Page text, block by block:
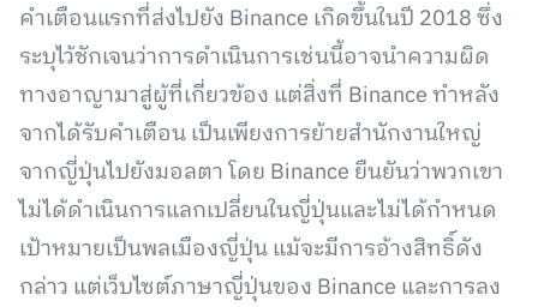
คำเตือนแรกที่ส่งไปยัง Binance เกิดขึ้นในปี 2018 ซึ่ง
ระบุไว้ชักเจนว่าการดำเนินการเช่นนี้อาจนำความผิด
ทางอาญามาสู่ผู้ที่เกี่ยวข้อง แต่สิ่งที่ Binance ทำหลัง
จากได้รับคำเตือน เป็นเพียงการย้ายสำนักงานใหญ่
จากญี่ปุ่นไปยังมอลตา โดย Binance ยืนยันว่าพวกเขา
ไม่ได้ดำเนินการแลกเปลี่ยนในญี่ปุ่นและไม่ได้กำหนด
เป้าหมายเป็นพลเมืองญี่ปุ่น แม้จะมีการอ้างสิทธิ์ดัง
กล่าว แต่เว็บไซต์ภาษาญี่ปุ่นของ Binance และการลง